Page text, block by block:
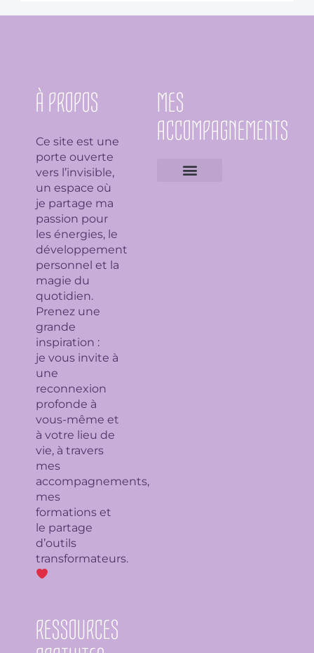
À PROPOS
Ce site est une
porte ouverte
vers l’invisible,
un espace où
je partage ma
passion pour
les énergies, le
développement
personnel et la
magie du
quotidien.
Prenez une
grande
inspiration :
je vous invite à
une
reconnexion
profonde à
vous-même et
à votre lieu de
vie, à travers
mes
accompagnements,
mes
formations et
le partage
d’outils
transformateurs.
RESSOURCES
MES
ACCOMPAGNEMENTS